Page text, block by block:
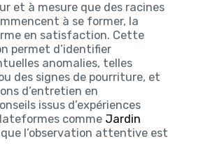
et à mesure que des racines
à se former, la
en satisfaction. Cette
permet d’identifier
anomalies, telles
des signes de pourriture, et
d’entretien en
issus d’expériences
comme Jardin
l’observation attentive est